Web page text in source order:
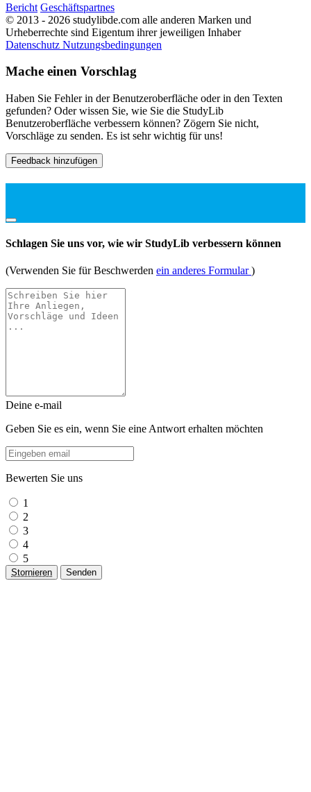
Bericht Geschäftspartnes
© 2013 - 2026 studylibde.com alle anderen Marken und
Urheberrechte sind Eigentum ihrer jeweiligen Inhaber
Datenschutz Nutzungsbedingungen
Mache einen Vorschlag
Haben Sie Fehler in der Benutzeroberfläche oder in den Texten
gefunden? Oder wissen Sie, wie Sie die StudyLib
Benutzeroberfläche verbessern können? Zögern Sie nicht,
Vorschläge zu senden. Es ist sehr wichtig für uns!
Feedback hinzufügen
Schlagen Sie uns vor, wie wir StudyLib verbessern können
(Verwenden Sie für Beschwerden ein anderes Formular)
Deine e-mail
Geben Sie es ein, wenn Sie eine Antwort erhalten möchten
Bewerten Sie uns
1
2
3
4
5
Stornieren Senden